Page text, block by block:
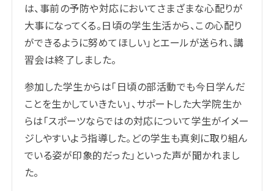
は、事前の予防や対応においてさまざまな心配りが
大事になってくる。日頃の学生生活から、この心配り
ができるように努めてほしい」とエールが送られ、講
習会は終了しました。
参加した学生からは「日頃の部活動でも今日学んだ
ことを生かしていきたい」、サポートした大学院生か
らは「スポーツならではの対応について学生がイメー
ジしやすいよう指導した。どの学生も真剣に取り組ん
でいる姿が印象的だった」といった声が聞かれまし
た。